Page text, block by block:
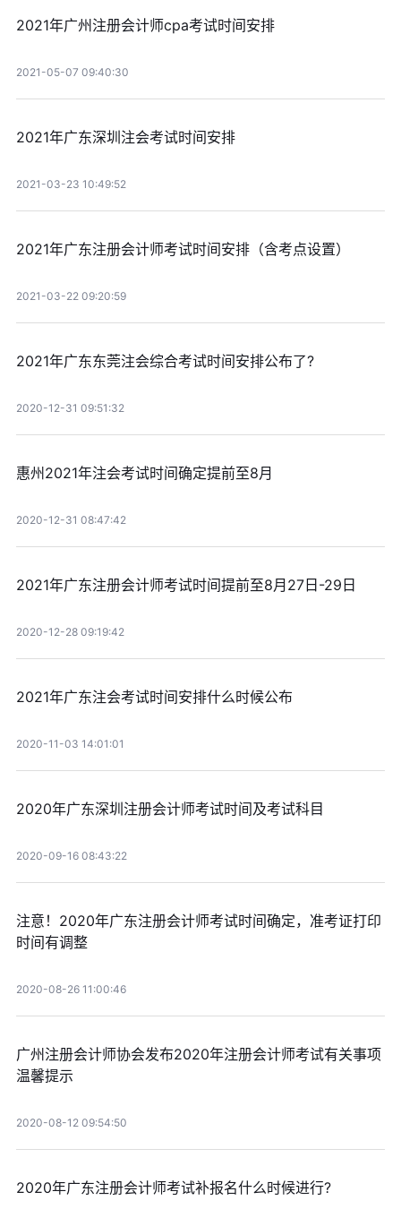
2021年广州注册会计师cpa考试时间安排
2021-05-07 09:40:30
2021年广东深圳注会考试时间安排
2021-03-23 10:49:52
2021年广东注册会计师考试时间安排（含考点设置）
2021-03-22 09:20:59
2021年广东东莞注会综合考试时间安排公布了?
2020-12-31 09:51:32
惠州2021年注会考试时间确定提前至8月
2020-12-31 08:47:42
2021年广东注册会计师考试时间提前至8月27日-29日
2020-12-28 09:19:42
2021年广东注会考试时间安排什么时候公布
2020-11-03 14:01:01
2020年广东深圳注册会计师考试时间及考试科目
2020-09-16 08:43:22
注意！2020年广东注册会计师考试时间确定，准考证打印
时间有调整
2020-08-26 11:00:46
广州注册会计师协会发布2020年注册会计师考试有关事项
温馨提示
2020-08-12 09:54:50
2020年广东注册会计师考试补报名什么时候进行?